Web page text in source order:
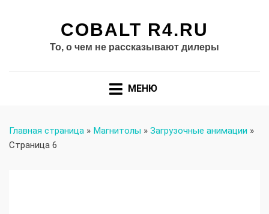
COBALT R4.RU
То, о чем не рассказывают дилеры
МЕНЮ
Главная страница » Магнитолы » Загрузочные анимации »
Страница 6